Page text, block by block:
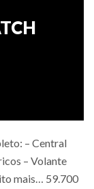
– Central
– Volante
mais… 59.700